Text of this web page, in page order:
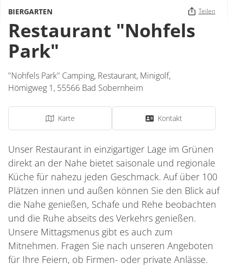
BIERGARTEN Teilen
Restaurant "Nohfels
Park"
"Nohfels Park" Camping, Restaurant, Minigolf,
Hömigweg 1, 55566 Bad Sobernheim
Karte Kontakt
Unser Restaurant in einzigartiger Lage im Grünen
direkt an der Nahe bietet saisonale und regionale
Küche für nahezu jeden Geschmack. Auf über 100
Plätzen innen und außen können Sie den Blick auf
die Nahe genießen, Schafe und Rehe beobachten
und die Ruhe abseits des Verkehrs genießen.
Unsere Mittagsmenus gibt es auch zum
Mitnehmen. Fragen Sie nach unseren Angeboten
für Ihre Feiern, ob Firmen- oder private Anlässe.